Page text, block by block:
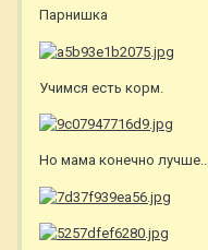
Парнишка
Учимся есть корм.
Но мама конечно лучше..